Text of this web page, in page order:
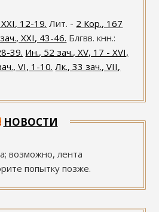
12-19. Лит. - 2 Кор., 167
XXI, 43-46. Блгвв. кнн.:
39. Ин., 52 зач., XV, 17 - XVI,
VI, 1-10. Лк., 33 зач., VII,
НОВОСТИ
возможно, лента
попытку позже.